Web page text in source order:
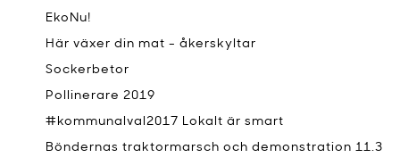
EkoNu!
Här växer din mat - åkerskyltar
Sockerbetor
Pollinerare 2019
#kommunalval2017 Lokalt är smart
Böndernas traktormarsch och demonstration 11.3